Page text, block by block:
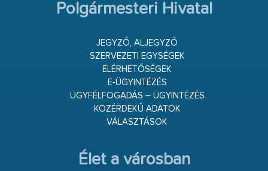
Polgármesteri Hivatal
JEGYZŐ, ALJEGYZŐ
SZERVEZETI EGYSÉGEK
ELÉRHETŐSÉGEK
E-ÜGYINTÉZÉS
ÜGYFÉLFOGADÁS – ÜGYINTÉZÉS
KÖZÉRDEKŰ ADATOK
VÁLASZTÁSOK
Élet a városban